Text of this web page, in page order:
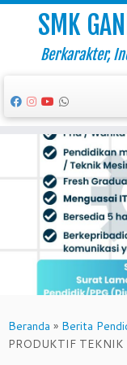
SMK
Berkarakter,
Beranda » Berita
PRODUKTIF